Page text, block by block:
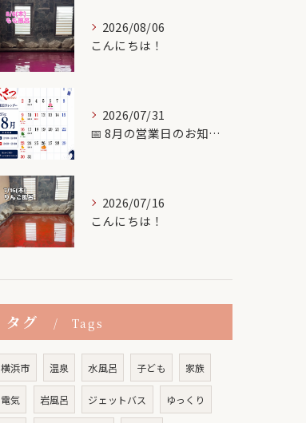
2026/08/06
こんにちは！
2026/07/31
📅 8月の営業日のお知らせ♨️
2026/07/16
こんにちは！
タグ Tags
横浜市 温泉 水風呂 子ども 家族
電気 岩風呂 ジェットバス ゆっくり